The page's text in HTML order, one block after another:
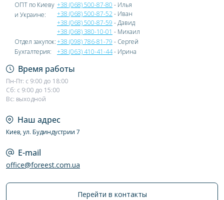
ОПТ по Киеву
и Украине:
+38 (068) 500-87-80 - Илья
+38 (068) 500-87-52- Иван
+38 (068) 500-87-59 - Давид
+38 (068) 380-10-01 - Михаил
Отдел закупок:+38 (098) 786-81-79 - Сергей
Бухгалтерия:
+38 (063) 410-41-44- Ирина
Время работы
Пн-Пт: с 9:00 до 18:00
Сб: с 9:00 до 15:00
Вс: выходной
Наш адрес
Киев, ул. Будиндустрии 7
E-mail
office@foreest.com.ua
Перейти в контакты